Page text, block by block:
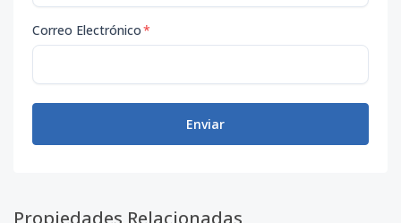
Correo Electrónico*
Enviar
Propiedades Relacionadas